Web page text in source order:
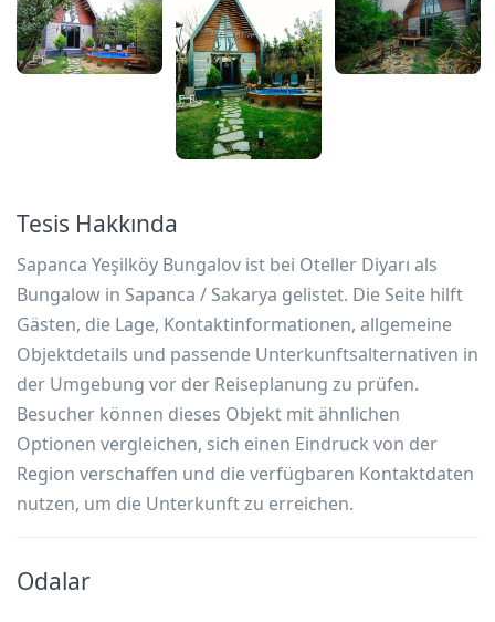
Tesis Hakkında
Sapanca Yeşilköy Bungalov ist bei Oteller Diyarı als
Bungalow in Sapanca / Sakarya gelistet. Die Seite hilft
Gästen, die Lage, Kontaktinformationen, allgemeine
Objektdetails und passende Unterkunftsalternativen in
der Umgebung vor der Reiseplanung zu prüfen.
Besucher können dieses Objekt mit ähnlichen
Optionen vergleichen, sich einen Eindruck von der
Region verschaffen und die verfügbaren Kontaktdaten
nutzen, um die Unterkunft zu erreichen.
Odalar